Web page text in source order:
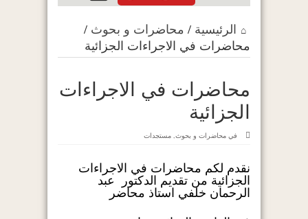
الرئيسية / محاضرات و بحوث /
محاضرات في الاجراءات الجزائية
محاضرات في الاجراءات
الجزائية
في محاضرات و بحوث, مستجدات
نقدم لكم محاضرات في الاجراءات
الجزائية من تقديم الدكتور عبد
الرحمان خلفي استاذ محاضر